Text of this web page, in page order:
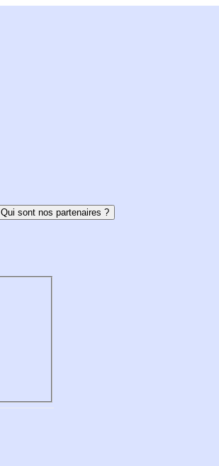
Qui sont nos partenaires ?